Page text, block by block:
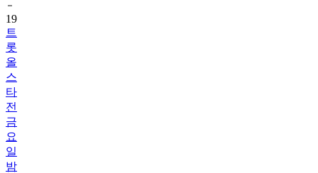
19
트
롯
올
스
타
전
금
요
일
밤